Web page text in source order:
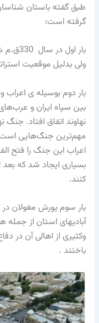
طبق گفته باستان
گرفته است:
بار
ولی بدلیل موقعیت
بین سپاه ایران و
نهاوند اتفاق افتاد. جنگ
مهم‌ترین جنگ‌هایی است
اعراب این جنگ را فتح
بسیاری ایجاد شد که بعد
کنند.
آبادیهای استان از
وكثیری از اهالی آن در
باختند .